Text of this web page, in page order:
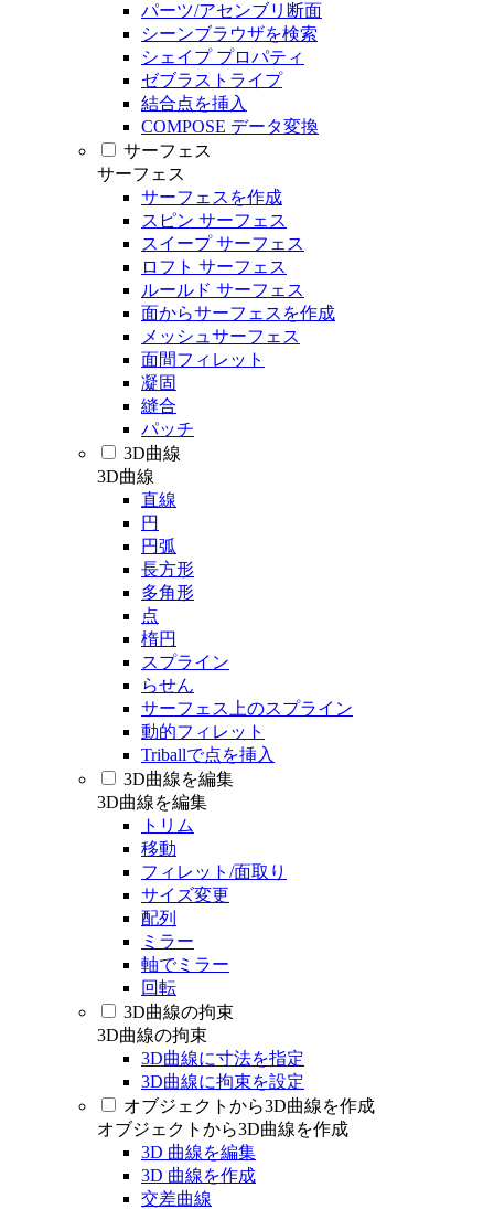
パーツ/アセンブリ断面
シーンブラウザを検索
シェイプ プロパティ
ゼブラストライプ
結合点を挿入
COMPOSE データ変換
サーフェス
サーフェス
サーフェスを作成
スピン サーフェス
スイープ サーフェス
ロフト サーフェス
ルールド サーフェス
面からサーフェスを作成
メッシュサーフェス
面間フィレット
凝固
縫合
パッチ
3D曲線
3D曲線
直線
円
円弧
長方形
多角形
点
楕円
スプライン
らせん
サーフェス上のスプライン
動的フィレット
Triballで点を挿入
3D曲線を編集
3D曲線を編集
トリム
移動
フィレット/面取り
サイズ変更
配列
ミラー
軸でミラー
回転
3D曲線の拘束
3D曲線の拘束
3D曲線に寸法を指定
3D曲線に拘束を設定
オブジェクトから3D曲線を作成
オブジェクトから3D曲線を作成
3D 曲線を編集
3D 曲線を作成
交差曲線